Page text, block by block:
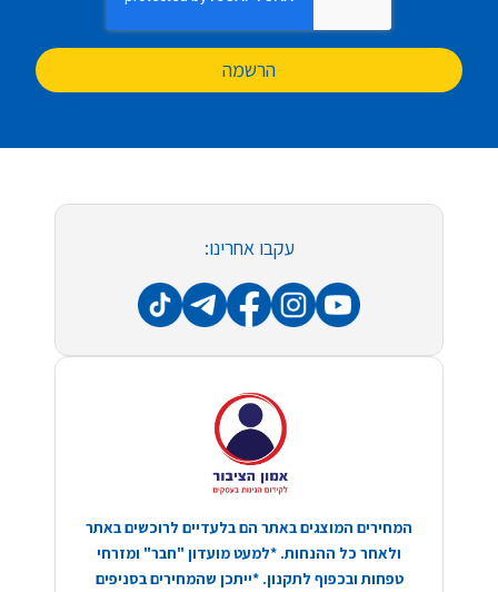
הרשמה
עקבו אחרינו:
המחירים המוצגים באתר הם בלעדיים לרוכשים באתר
ולאחר כל ההנחות. *למעט מועדון "חבר" ומזרחי
טפחות ובכפוף לתקנון. *ייתכן שהמחירים בסניפים